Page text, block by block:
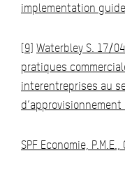
implementation guide.
[9] Waterbley S. 17/
pratiques
interentreprises au
SPF Economie,